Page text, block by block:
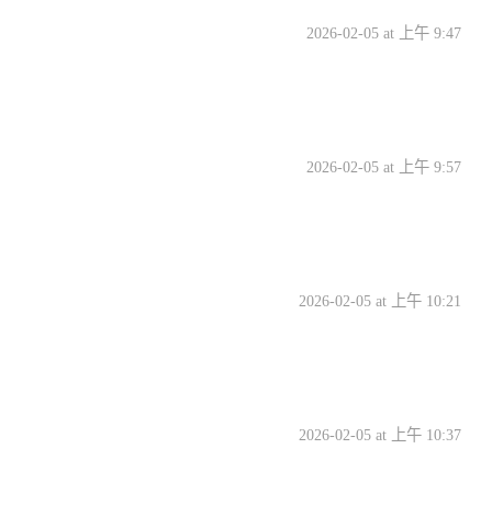
2026-02-05 at 上午 9:47
2026-02-05 at 上午 9:57
2026-02-05 at 上午 10:21
2026-02-05 at 上午 10:37